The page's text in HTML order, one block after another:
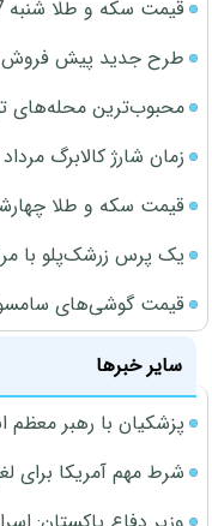
قیمت سکه و طلا شنبه 17 مرداد 1405
طرح جدید پیش فروش
محبوب‌ترین محله‌های
زمان شارژ کالابرگ مرداد ۱۴۰۵ تغییر کرد
قیمت سکه و طلا چهارشنبه 14
یک پرس زرشک‌پلو با
قیمت گوشی‌های سامسونگ امروز
سایر خبرها
پزشکیان با رهبر معظم
شرط مهم آمریکا برای